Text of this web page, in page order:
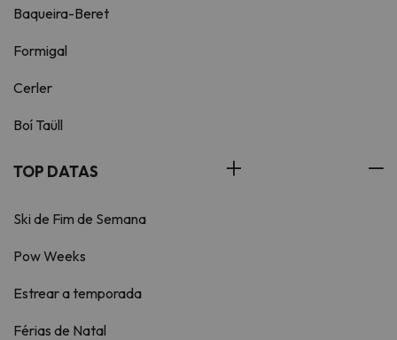
Baqueira-Beret
Formigal
Cerler
Boí Taüll
TOP DATAS
Ski de Fim de Semana
Pow Weeks
Estrear a temporada
Férias de Natal